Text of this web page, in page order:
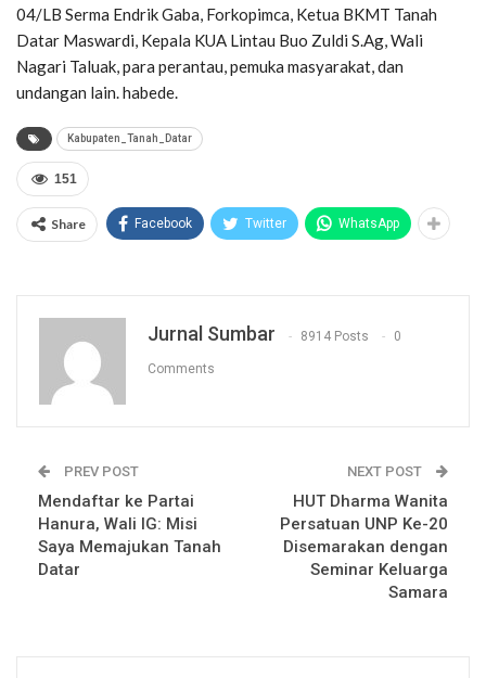
04/LB Serma Endrik Gaba, Forkopimca, Ketua BKMT Tanah
Datar Maswardi, Kepala KUA Lintau Buo Zuldi S.Ag, Wali
Nagari Taluak, para perantau, pemuka masyarakat, dan
undangan lain. habede.
Kabupaten_Tanah_Datar
151
Share Facebook Twitter WhatsApp
Jurnal Sumbar 8914 Posts 0
Comments
PREV POST
Mendaftar ke Partai
Hanura, Wali IG: Misi
Saya Memajukan Tanah
Datar
NEXT POST
HUT Dharma Wanita
Persatuan UNP Ke-20
Disemarakan dengan
Seminar Keluarga
Samara